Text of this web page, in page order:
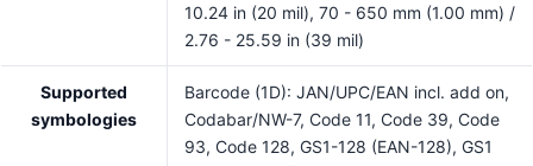
10.24 in (20 mil), 70 - 650 mm (1.00 mm) /
2.76 - 25.59 in (39 mil)
Supported
symbologies
Barcode (1D): JAN/UPC/EAN incl. add on,
Codabar/NW-7, Code 11, Code 39, Code
93, Code 128, GS1-128 (EAN-128), GS1